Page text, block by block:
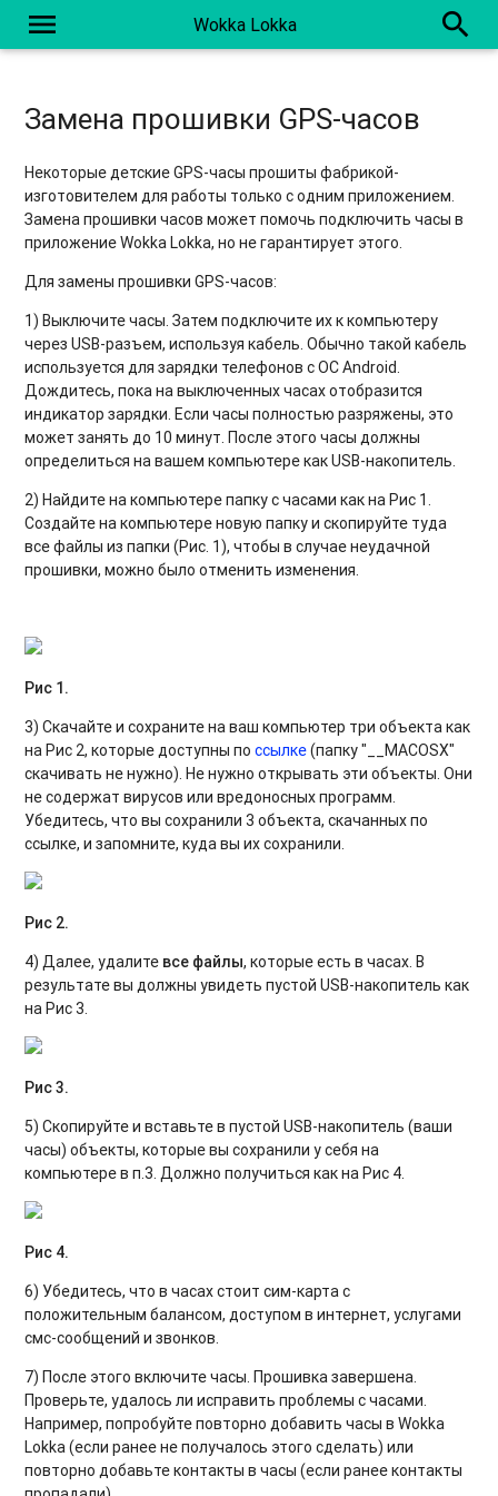
menu Wokka Lokka search
Замена прошивки GPS-часов
Некоторые детские GPS-часы прошиты фабрикой-
изготовителем для работы только с одним приложением.
Замена прошивки часов может помочь подключить часы в
приложение Wokka Lokka, но не гарантирует этого.
Для замены прошивки GPS-часов:
1) Выключите часы. Затем подключите их к компьютеру
через USB-разъем, используя кабель. Обычно такой кабель
используется для зарядки телефонов с ОС Android.
Дождитесь, пока на выключенных часах отобразится
индикатор зарядки. Если часы полностью разряжены, это
может занять до 10 минут. После этого часы должны
определиться на вашем компьютере как USB-накопитель.
2) Найдите на компьютере папку с часами как на Рис 1.
Создайте на компьютере новую папку и скопируйте туда
все файлы из папки (Рис. 1), чтобы в случае неудачной
прошивки, можно было отменить изменения.
Рис 1.
3) Скачайте и сохраните на ваш компьютер три объекта как
на Рис 2, которые доступны поссылке(папку "__MACOSX"
скачивать не нужно). Не нужно открывать эти объекты. Они
не содержат вирусов или вредоносных программ.
Убедитесь, что вы сохранили 3 объекта, скачанных по
ссылке, и запомните, куда вы их сохранили.
Рис 2.
4) Далее, удалите все файлы, которые есть в часах. В
результате вы должны увидеть пустой USB-накопитель как
на Рис 3.
Рис 3.
5) Скопируйте и вставьте в пустой USB-накопитель (ваши
часы) объекты, которые вы сохранили у себя на
компьютере в п.3. Должно получиться как на Рис 4.
Рис 4.
6) Убедитесь, что в часах стоит сим-карта с
положительным балансом, доступом в интернет, услугами
смс-сообщений и звонков.
7) После этого включите часы. Прошивка завершена.
Проверьте, удалось ли исправить проблемы с часами.
Например, попробуйте повторно добавить часы в Wokka
Lokka (если ранее не получалось этого сделать) или
повторно добавьте контакты в часы (если ранее контакты